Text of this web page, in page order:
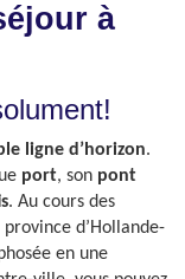
à
ligne d’horizon.
port, son pont
. Au cours des
d’Hollande-
en une